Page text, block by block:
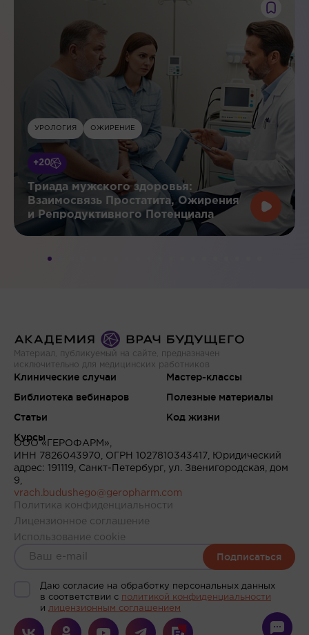
УРОЛОГИЯ ОЖИРЕНИЕ
+20
Триада мужского здоровья:
Взаимосвязь Простатита, Ожирения
и Репродуктивного Потенциала
Материал, публикуемый на сайте, предназначен
исключительно для медицинских работников
Клинические случаи
Библиотека вебинаров
Статьи
Курсы
Мастер-классы
Полезные материалы
Код жизни
ООО «ГЕРОФАРМ»,
ИНН 7826043970, ОГРН 1027810343417, Юридический
адрес: 191119, Санкт-Петербург, ул. Звенигородская, дом
9,
vrach.budushego@geropharm.com
Политика конфиденциальности
Лицензионное соглашение
Использование cookie
Подписаться
Даю согласие на обработку персональных данных
в соответствии c политикой конфиденциальности
и лицензионным соглашением